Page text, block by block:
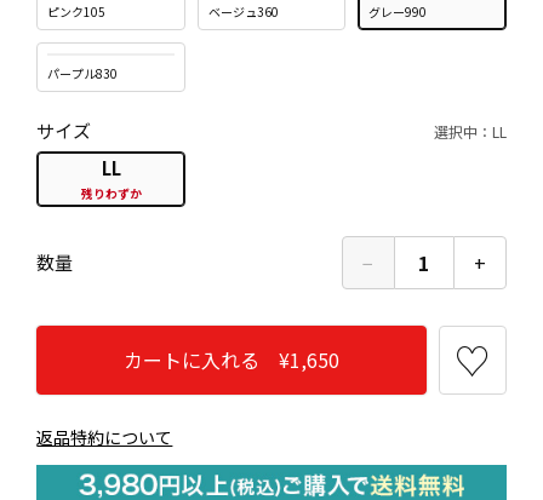
ピンク105 ベージュ360 グレー990
パープル830
サイズ 選択中：LL
LL
残りわずか
数量 − 1 +
カートに入れる ¥1,650
返品特約について